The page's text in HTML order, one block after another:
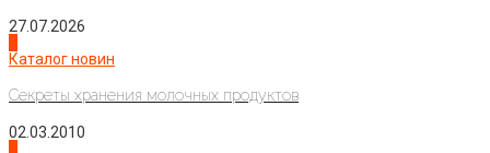
27.07.2026
Каталог новин
Секреты хранения молочных продуктов
02.03.2010